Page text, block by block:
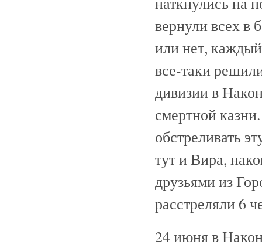
вернули всех в
или нет,
все-таки
дивизии в
смертной
обстреливать
тут и Вира,
друзьями из
расстреляли 6
24 июня в